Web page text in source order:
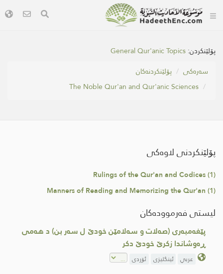
پۆلێنکردن:General Qur'anic Topics
سه‌ره‌كی
پۆلێنکردنەکان
The Noble Qur'an and Qur'anic Sciences
پۆلێنکردنی لاوەکی
Rulings of the Qur'an and Codices (1)
Manners of Reading and Memorizing the Qur'an (1)
لیستی فەرموودەکان
پێغه‌مبه‌ری (صه‌لات و سه‌لامێن خودێ ل سه‌ر بن) د هه‌می
ڕه‌وشاندا زكرێ خودێ دكر
عربي ئینگلیزی ئۆردی